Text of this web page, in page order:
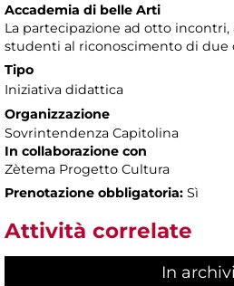
Accademia di belle Arti
La partecipazione ad otto
studenti al riconoscimento di due
Tipo
Iniziativa didattica
Organizzazione
Sovrintendenza Capitolina
In collaborazione con
Zètema Progetto Cultura
Prenotazione obbligatoria: Sì
Attività correlate
In